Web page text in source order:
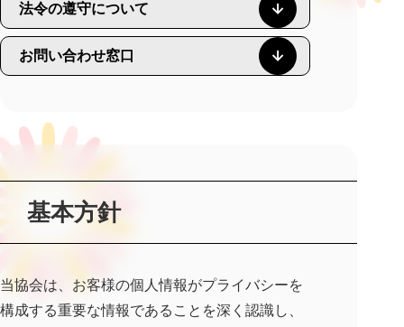
法令の遵守について
お問い合わせ窓口
基本方針
当協会は、お客様の個人情報がプライバシーを
構成する重要な情報であることを深く認識し、